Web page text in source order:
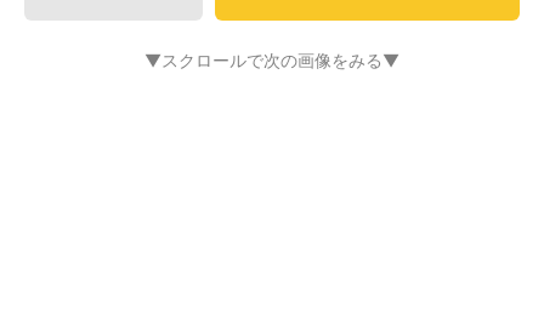
▼スクロールで次の画像をみる▼